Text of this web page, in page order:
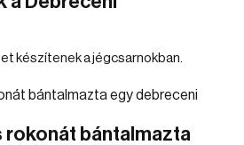
készítenek a jégcsarnokban.
rokonát bántalmazta